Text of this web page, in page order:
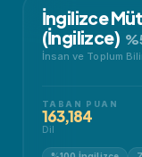
İngilizce
(İngilizce)
İnsan ve Toplum
TABAN PUAN
163,184
Dil